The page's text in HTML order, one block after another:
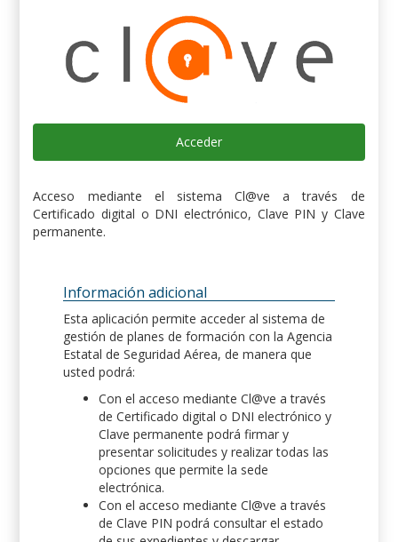
Acceder
Acceso mediante el sistema Cl@ve a través de
Certificado digital o DNI electrónico, Clave PIN y Clave
permanente.
Información adicional
Esta aplicación permite acceder al sistema de
gestión de planes de formación con la Agencia
Estatal de Seguridad Aérea, de manera que
usted podrá:
Con el acceso mediante Cl@ve a través
de Certificado digital o DNI electrónico y
Clave permanente podrá firmar y
presentar solicitudes y realizar todas las
opciones que permite la sede
electrónica.
Con el acceso mediante Cl@ve a través
de Clave PIN podrá consultar el estado